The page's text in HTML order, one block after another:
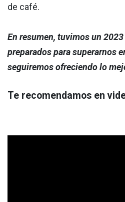
de café.
En resumen, tuvimos un
preparados para superarnos
seguiremos ofreciendo lo
Te recomendamos en